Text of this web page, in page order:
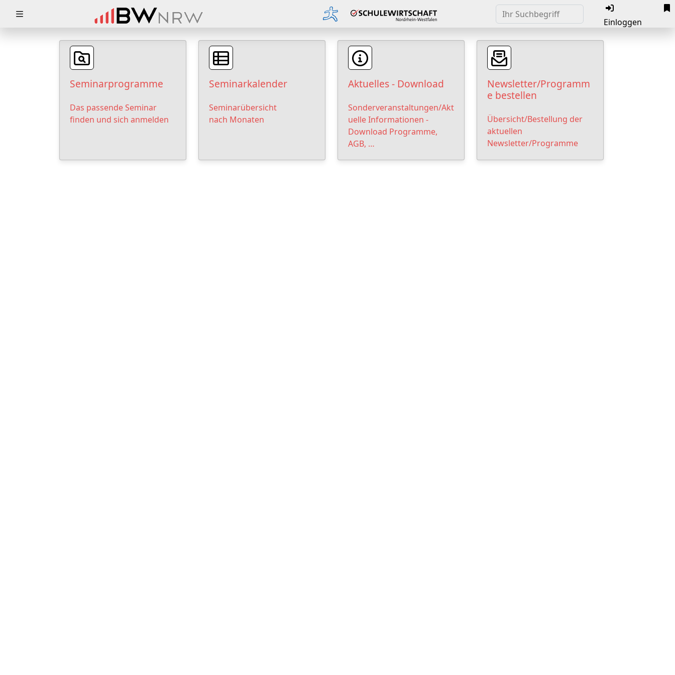
Einloggen
Seminarprogramme
Das passende Seminar
finden und sich anmelden
Seminarkalender
Seminarübersicht
nach Monaten
Aktuelles - Download
Sonderveranstaltungen/Akt
uelle Informationen -
Download Programme,
AGB, …
Newsletter/Programm
e bestellen
Übersicht/Bestellung der
aktuellen
Newsletter/Programme